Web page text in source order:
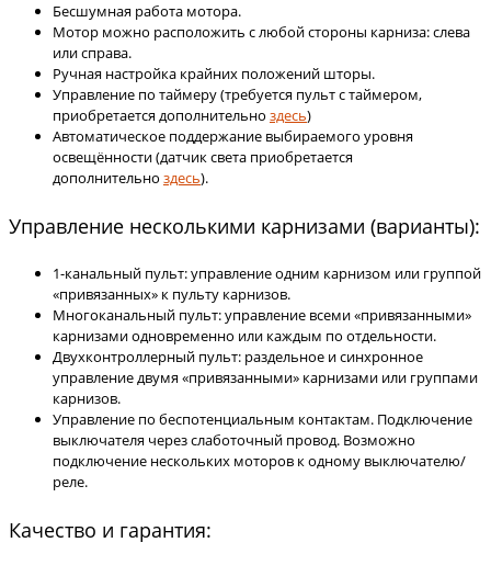
Бесшумная работа мотора.
Мотор можно расположить с любой стороны карниза: слева
или справа.
Ручная настройка крайних положений шторы.
Управление по таймеру (требуется пульт с таймером,
приобретается дополнительно здесь)
Автоматическое поддержание выбираемого уровня
освещённости (датчик света приобретается
дополнительно здесь).
Управление несколькими карнизами (варианты):
1-канальный пульт: управление одним карнизом или группой
«привязанных» к пульту карнизов.
Многоканальный пульт: управление всеми «привязанными»
карнизами одновременно или каждым по отдельности.
Двухконтроллерный пульт: раздельное и синхронное
управление двумя «привязанными» карнизами или группами
карнизов.
Управление по беспотенциальным контактам. Подключение
выключателя через слаботочный провод. Возможно
подключение нескольких моторов к одному выключателю/
реле.
Качество и гарантия: